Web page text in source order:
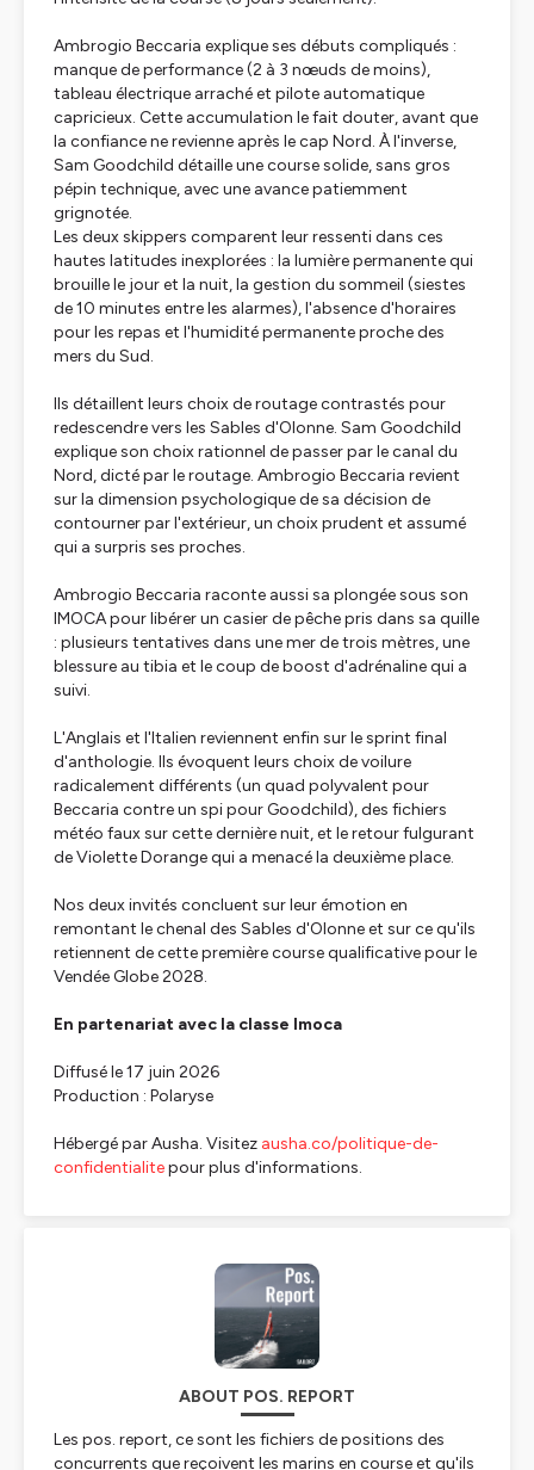
Ambrogio Beccaria explique ses débuts compliqués :
manque de performance (2 à 3 nœuds de moins),
tableau électrique arraché et pilote automatique
capricieux. Cette accumulation le fait douter, avant que
la confiance ne revienne après le cap Nord. À l'inverse,
Sam Goodchild détaille une course solide, sans gros
pépin technique, avec une avance patiemment
grignotée.
Les deux skippers comparent leur ressenti dans ces
hautes latitudes inexplorées : la lumière permanente qui
brouille le jour et la nuit, la gestion du sommeil (siestes
de 10 minutes entre les alarmes), l'absence d'horaires
pour les repas et l'humidité permanente proche des
mers du Sud.
Ils détaillent leurs choix de routage contrastés pour
redescendre vers les Sables d'Olonne. Sam Goodchild
explique son choix rationnel de passer par le canal du
Nord, dicté par le routage. Ambrogio Beccaria revient
sur la dimension psychologique de sa décision de
contourner par l'extérieur, un choix prudent et assumé
qui a surpris ses proches.
Ambrogio Beccaria raconte aussi sa plongée sous son
IMOCA pour libérer un casier de pêche pris dans sa quille
: plusieurs tentatives dans une mer de trois mètres, une
blessure au tibia et le coup de boost d'adrénaline qui a
suivi.
L'Anglais et l'Italien reviennent enfin sur le sprint final
d'anthologie. Ils évoquent leurs choix de voilure
radicalement différents (un quad polyvalent pour
Beccaria contre un spi pour Goodchild), des fichiers
météo faux sur cette dernière nuit, et le retour fulgurant
de Violette Dorange qui a menacé la deuxième place.
Nos deux invités concluent sur leur émotion en
remontant le chenal des Sables d'Olonne et sur ce qu'ils
retiennent de cette première course qualificative pour le
Vendée Globe 2028.
En partenariat avec la classe Imoca
Diffusé le 17 juin 2026
Production : Polaryse
Hébergé par Ausha. Visitez ausha.co/politique-de-
confidentialitepour plus d'informations.
ABOUT POS. REPORT
Les pos. report,ce sont les fichiers de positions des
concurrents que reçoivent les marins en course et qu'ils